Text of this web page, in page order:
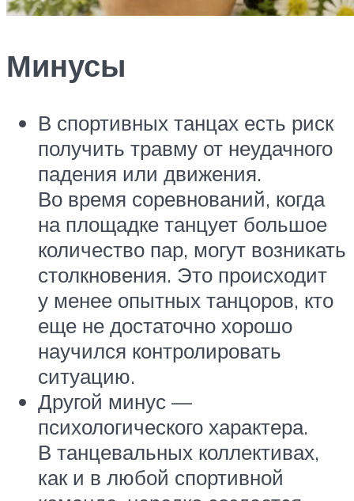
Минусы
В спортивных танцах есть риск
получить травму от неудачного
падения или движения.
Во время соревнований, когда
на площадке танцует большое
количество пар, могут возникать
столкновения. Это происходит
у менее опытных танцоров, кто
еще не достаточно хорошо
научился контролировать
ситуацию.
Другой минус —
психологического характера.
В танцевальных коллективах,
как и в любой спортивной